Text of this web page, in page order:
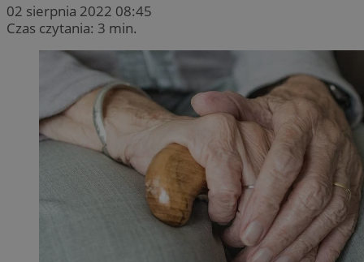
02 sierpnia 2022 08:45
Czas czytania: 3 min.